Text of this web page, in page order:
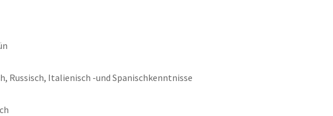
Russisch, Italienisch -und Spanischkenntnisse